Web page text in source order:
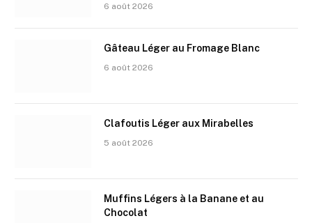
6 août 2026
Gâteau Léger au Fromage Blanc
6 août 2026
Clafoutis Léger aux Mirabelles
5 août 2026
Muffins Légers à la Banane et au
Chocolat